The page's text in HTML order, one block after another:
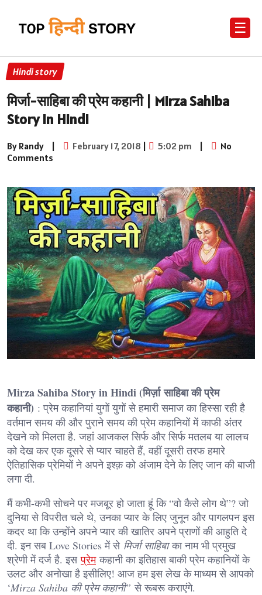
☰
Hindi story
मिर्जा-साहिबा की प्रेम कहानी | Mirza Sahiba
Story in Hindi
By Randy | February 17, 2018 | 5:02 pm |
No
Comments
Mirza Sahiba Story in Hindi (मिर्ज़ा साहिबा की प्रेम
कहानी) : प्रेम कहानियां युगों युगों से हमारी समाज का हिस्सा रही है
वर्तमान समय की और पुराने समय की प्रेम कहानियों में काफी अंतर
देखने को मिलता है. जहां आजकल सिर्फ और सिर्फ मतलब या लालच
को देख कर एक दूसरे से प्यार चाहते हैं, वहीं दूसरी तरफ हमारे
ऐतिहासिक प्रेमियों ने अपने इश्क़ को अंजाम देने के लिए जान की बाजी
लगा दी.
मैं कभी-कभी सोचने पर मजबूर हो जाता हूं कि “वो कैसे लोग थे”? जो
दुनिया से विपरीत चले थे, उनका प्यार के लिए जुनून और पागलपन इस
कदर था कि उन्होंने अपने प्यार की खातिर अपने प्राणों की आहुति दे
दी. इन सब Love Stories में से मिर्जा साहिबाका नाम भी प्रमुख
श्रेणी में दर्ज है. इसप्रेमकहानी का इतिहास बाकी प्रेम कहानियों के
उलट और अनोखा है इसीलिए! आज हम इस लेख के माध्यम से आपको
‘Mirza Sahiba की प्रेम कहानी” से रूबरू कराएंगे.